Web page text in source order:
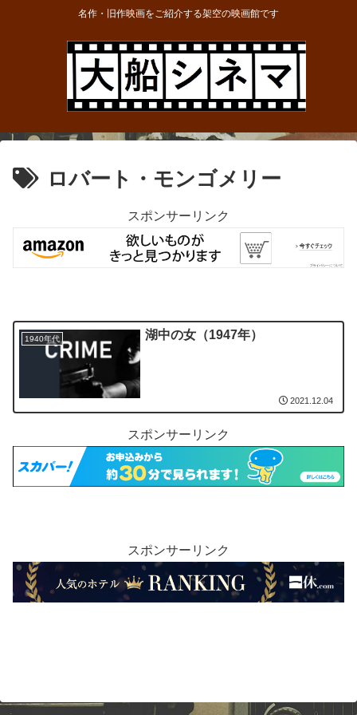
名作・旧作映画をご紹介する架空の映画館です
ロバート・モンゴメリー
スポンサーリンク
1940年代 湖中の女（1947年）
2021.12.04
スポンサーリンク
スポンサーリンク